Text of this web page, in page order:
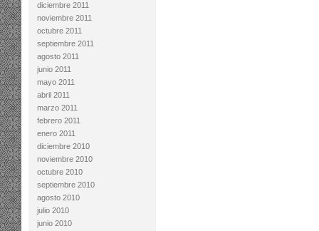
diciembre 2011
noviembre 2011
octubre 2011
septiembre 2011
agosto 2011
junio 2011
mayo 2011
abril 2011
marzo 2011
febrero 2011
enero 2011
diciembre 2010
noviembre 2010
octubre 2010
septiembre 2010
agosto 2010
julio 2010
junio 2010